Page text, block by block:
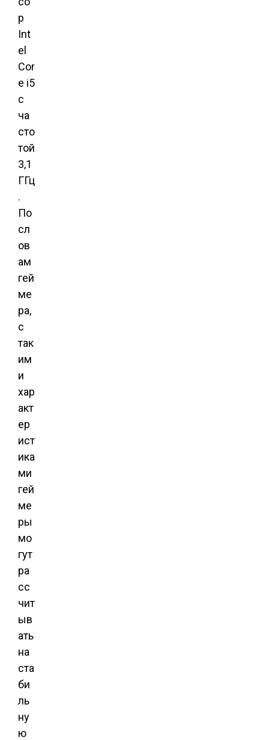
р
Int
el
Cor
e i5
с
ча
сто
той
3,1
ГГц
.
По
сл
ов
ам
гей
ме
ра,
с
так
им
и
хар
акт
ер
ист
ика
ми
гей
ме
ры
мо
гут
ра
сс
чит
ыв
ать
на
ста
би
ль
ну
ю